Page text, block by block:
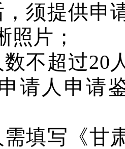
，须提供申
照片；
数不超过20
请人申请
需填写《甘